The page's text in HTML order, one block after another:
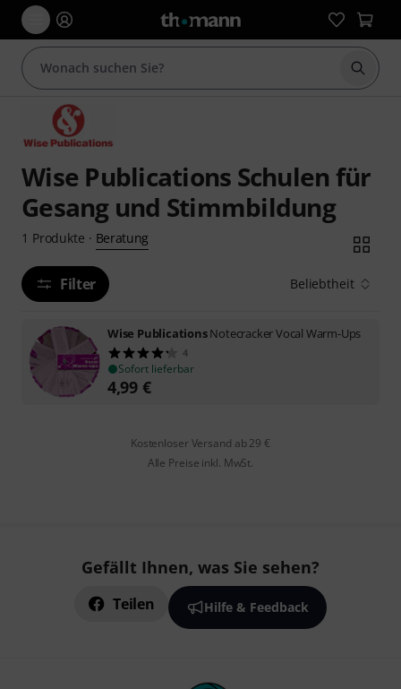
Suche
Wise Publications Schulen für
Gesang und Stimmbildung
1 Produkte · Beratung
Filter Beliebtheit
Wise PublicationsNotecracker Vocal Warm-Ups
4
Sofort lieferbar
4,99 €
Kostenloser Versand ab 29 €
Alle Preise inkl. MwSt.
Gefällt Ihnen, was Sie sehen?
Teilen Hilfe & Feedback